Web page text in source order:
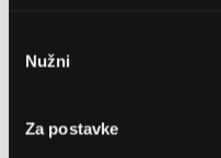
pristanka
Nužni
Za postavke